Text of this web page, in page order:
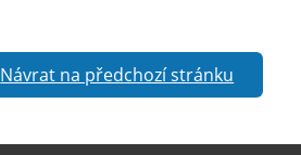
Návrat na předchozí stránku